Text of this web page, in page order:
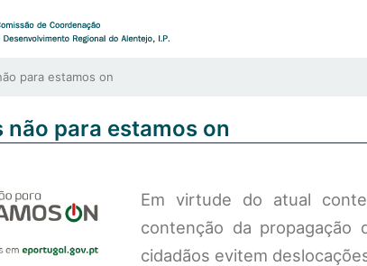
para estamos on
não para estamos on
Em virtude do atual
contenção da propagação
cidadãos evitem